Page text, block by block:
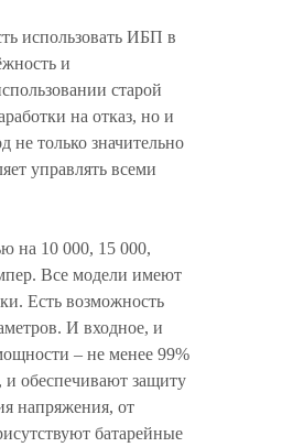
использовать ИБП в
и
старой
на отказ, но и
не только значительно
управлять всеми
на 10 000, 15 000,
Все модели имеют
Есть возможность
И входное, и
– не менее 99%
обеспечивают защиту
напряжения, от
батарейные